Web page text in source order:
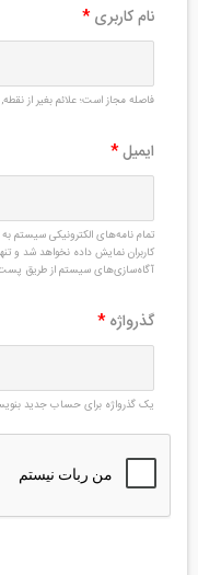
نام کاربری *
فاصله مجاز است؛ علائم بغیر از
ایمیل*
تمام نامه‌های الکترونیکی سیستم
کاربران نمایش داده نخواهد شد و
آگاه‌سازی‌های سیستم از طریق
گذرواژه *
یک گذرواژه برای حساب جدید